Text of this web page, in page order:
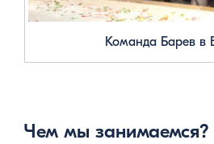
Команда Барев в
Чем мы занимаемся?